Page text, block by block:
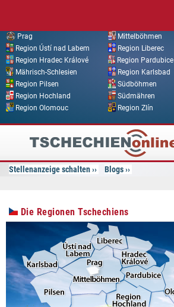
Prag
Mittelböhmen
Region Ústí nad Labem
Region Liberec
Region Hradec Králové
Region Pardubice
Mährisch-Schlesien
Region Karlsbad
Region Pilsen
Südböhmen
Region Hochland
Südmähren
Region Olomouc
Region Zlín
Tschechien
Online
Stellenanzeige schalten Blogs
Die Regionen Tschechiens